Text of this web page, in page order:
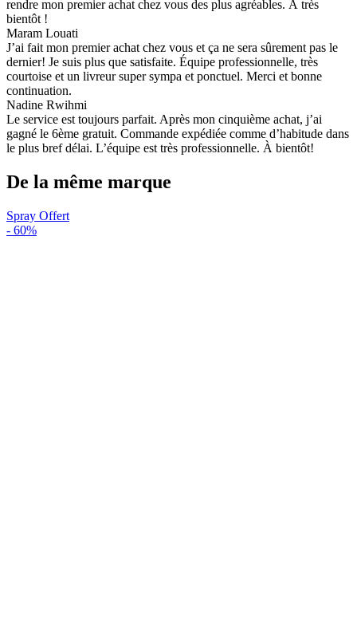
rendre mon premier achat chez vous des plus agréables. À très
bientôt !
Maram Louati
J’ai fait mon premier achat chez vous et ça ne sera sûrement pas le
dernier! Je suis plus que satisfaite. Équipe professionnelle, très
courtoise et un livreur super sympa et ponctuel. Merci et bonne
continuation.
Nadine Rwihmi
Le service est toujours parfait. Après mon cinquième achat, j’ai
gagné le 6ème gratuit. Commande expédiée comme d’habitude dans
le plus bref délai. L’équipe est très professionnelle. À bientôt!
De la même marque
Spray Offert
- 60%